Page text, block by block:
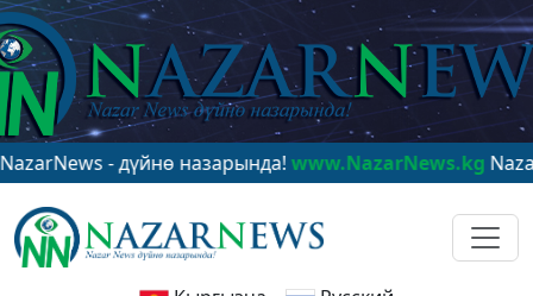
- дүйнө назарында!www.NazarNews.kg